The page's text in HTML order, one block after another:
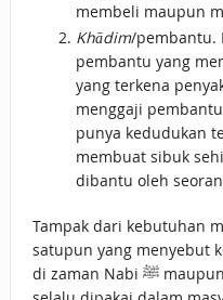
membeli maupun
Khādim/pembantu.
pembantu yang
yang terkena
menggaji
punya kedudukan
membuat sibuk
dibantu oleh
Tampak dari kebutuhan
satupun yang menyebut
di zaman Nabi ﷺ maupun sesudahnya selalu ada dan